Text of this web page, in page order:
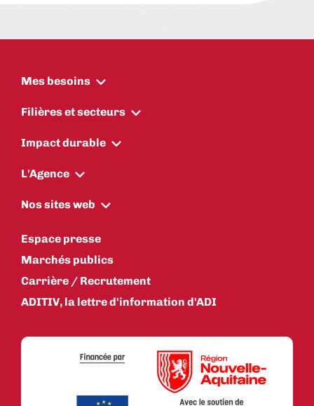
Mes besoins
Filières et secteurs
Impact durable
L'Agence
Nos sites web
Espace presse
Marchés publics
Carrière / Recrutement
ADITIV, la lettre d'information d'ADI